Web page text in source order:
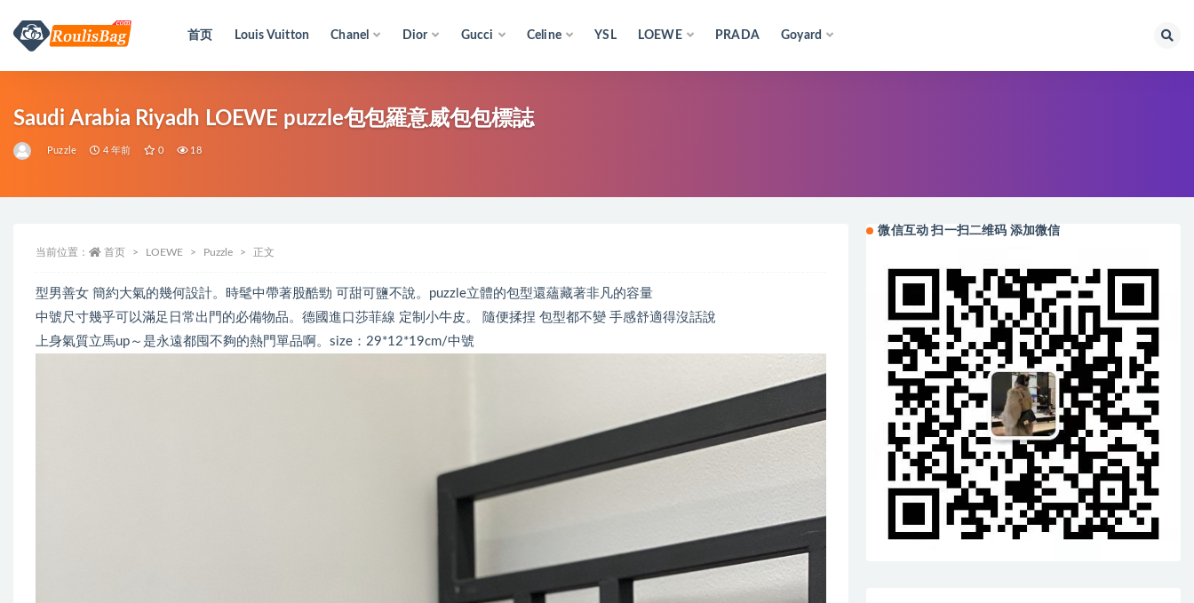
首页 Louis Vuitton Chanel Dior Gucci Celine YSL LOEWE PRADA Goyard
Saudi Arabia Riyadh LOEWE puzzle包包羅意威包包標誌
Puzzle 4 年前 0 18
当前位置： 首页 LOEWE Puzzle 正文
型男善女 簡約大氣的幾何設計。時髦中帶著股酷勁 可甜可鹽不說。puzzle立體的包型還蘊藏著非凡的容量
中號尺寸幾乎可以滿足日常出門的必備物品。德國進口莎菲線 定制小牛皮。 隨便揉捏 包型都不變 手感舒適得沒話說
上身氣質立馬up～是永遠都囤不夠的熱門單品啊。size：29*12*19cm/中號
微信互动 扫一扫二维码 添加微信